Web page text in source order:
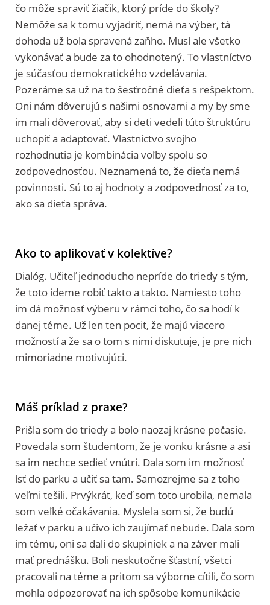
čo môže spraviť žiačik, ktorý príde do školy?
Nemôže sa k tomu vyjadriť, nemá na výber, tá
dohoda už bola spravená zaňho. Musí ale všetko
vykonávať a bude za to ohodnotený. To vlastníctvo
je súčasťou demokratického vzdelávania.
Pozeráme sa už na to šesťročné dieťa s rešpektom.
Oni nám dôverujú s našimi osnovami a my by sme
im mali dôverovať, aby si deti vedeli túto štruktúru
uchopiť a adaptovať. Vlastníctvo svojho
rozhodnutia je kombinácia voľby spolu so
zodpovednosťou. Neznamená to, že dieťa nemá
povinnosti. Sú to aj hodnoty a zodpovednosť za to,
ako sa dieťa správa.
Ako to aplikovať v kolektíve?
Dialóg. Učiteľ jednoducho nepríde do triedy s tým,
že toto ideme robiť takto a takto. Namiesto toho
im dá možnosť výberu v rámci toho, čo sa hodí k
danej téme. Už len ten pocit, že majú viacero
možností a že sa o tom s nimi diskutuje, je pre nich
mimoriadne motivujúci.
Máš príklad z praxe?
Prišla som do triedy a bolo naozaj krásne počasie.
Povedala som študentom, že je vonku krásne a asi
sa im nechce sedieť vnútri. Dala som im možnosť
ísť do parku a učiť sa tam. Samozrejme sa z toho
veľmi tešili. Prvýkrát, keď som toto urobila, nemala
som veľké očakávania. Myslela som si, že budú
ležať v parku a učivo ich zaujímať nebude. Dala som
im tému, oni sa dali do skupiniek a na záver mali
mať prednášku. Boli neskutočne šťastní, všetci
pracovali na téme a pritom sa výborne cítili, čo som
mohla odpozorovať na ich spôsobe komunikácie